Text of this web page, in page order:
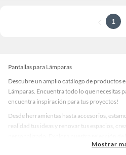
1
Pantallas para Lámparas
Descubre un amplio catálogo de productos
Lámparas. Encuentra todo lo que necesitas
encuentra inspiración para tus proyectos!
Desde herramientas hasta accesorios,
realidad tus ideas y renovar tus espacios,
accesorios de calidad que te ayudarán a
Mostrar